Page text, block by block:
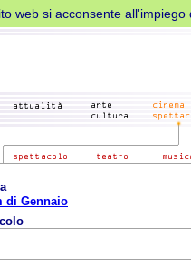
web si acconsente
di Gennaio